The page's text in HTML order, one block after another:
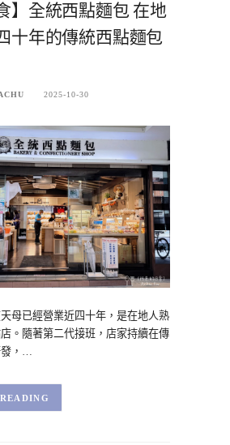
】全統西點麵包 在地
十年的傳統西點麵包
2025-10-30
母已經營業近四十年，是在地人熟
。隨著第二代接班，店家持續在傳
，…